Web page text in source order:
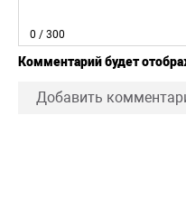
0 / 300
Комментарий будет
Добавить